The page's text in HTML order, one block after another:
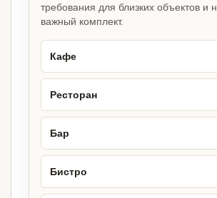
требования для близких объектов и
важный комплект.
Кафе
Ресторан
Бар
Бистро